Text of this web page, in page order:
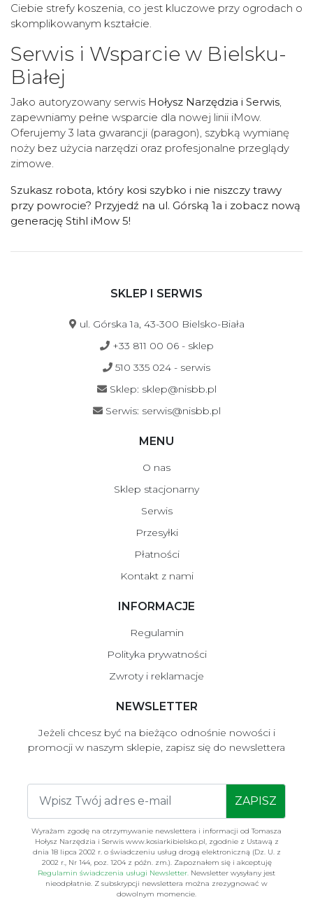
Ciebie strefy koszenia, co jest kluczowe przy ogrodach o
skomplikowanym kształcie.
Serwis i Wsparcie w Bielsku-
Białej
Jako autoryzowany serwis Hołysz Narzędzia i Serwis,
zapewniamy pełne wsparcie dla nowej linii iMow.
Oferujemy 3 lata gwarancji (paragon), szybką wymianę
noży bez użycia narzędzi oraz profesjonalne przeglądy
zimowe.
Szukasz robota, który kosi szybko i nie niszczy trawy
przy powrocie? Przyjedź na ul. Górską 1a i zobacz nową
generację Stihl iMow 5!
SKLEP I SERWIS
ul. Górska 1a, 43-300 Bielsko-Biała
+33 811 00 06 - sklep
510 335 024 - serwis
Sklep: sklep@nisbb.pl
Serwis: serwis@nisbb.pl
MENU
O nas
Sklep stacjonarny
Serwis
Przesyłki
Płatności
Kontakt z nami
INFORMACJE
Regulamin
Polityka prywatności
Zwroty i reklamacje
NEWSLETTER
Jeżeli chcesz być na bieżąco odnośnie nowości i
promocji w naszym sklepie, zapisz się do newslettera
ZAPISZ
Wyrażam zgodę na otrzymywanie newslettera i informacji od Tomasza
Hołysz Narzędzia i Serwis www.kosiarkibielsko.pl, zgodnie z Ustawą z
dnia 18 lipca 2002 r. o świadczeniu usług drogą elektroniczną (Dz. U. z
2002 r., Nr 144, poz. 1204 z późn. zm.). Zapoznałem się i akceptuję
Regulamin świadczenia usługi Newsletter. Newsletter wysyłany jest
nieodpłatnie. Z subskrypcji newslettera można zrezygnować w
dowolnym momencie.